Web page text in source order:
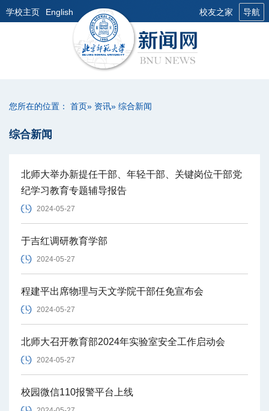
学校主页 English 校友之家 导航
您所在的位置： 首页» 资讯» 综合新闻
综合新闻
北师大举办新提任干部、年轻干部、关键岗位干部党
纪学习教育专题辅导报告
2024-05-27
于吉红调研教育学部
2024-05-27
程建平出席物理与天文学院干部任免宣布会
2024-05-27
北师大召开教育部2024年实验室安全工作启动会
2024-05-27
校园微信110报警平台上线